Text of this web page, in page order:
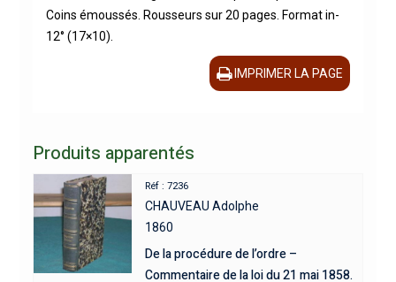
Coins émoussés. Rousseurs sur 20 pages. Format in-
12° (17×10).
IMPRIMER LA PAGE
Produits apparentés
Réf : 7236
CHAUVEAU Adolphe
1860
De la procédure de l’ordre –
Commentaire de la loi du 21 mai 1858.